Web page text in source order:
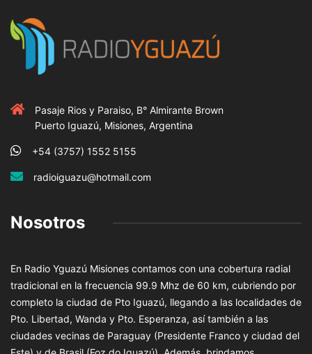
Pasaje Rios y Paraiso, B° Almirante Brown
Puerto Iguazú, Misiones, Argentina
+54 (3757) 1552 5155
radioiguazu@hotmail.com
Nosotros
En Radio Yguazú Misiones contamos con una cobertura radial
tradicional en la frecuencia 99.9 Mhz de 60 km, cubriendo por
completo la ciudad de Pto Iguazú, llegando a las localidades de
Pto. Libertad, Wanda y Pto. Esperanza, así también a las
ciudades vecinas de Paraguay (Presidente Franco y ciudad del